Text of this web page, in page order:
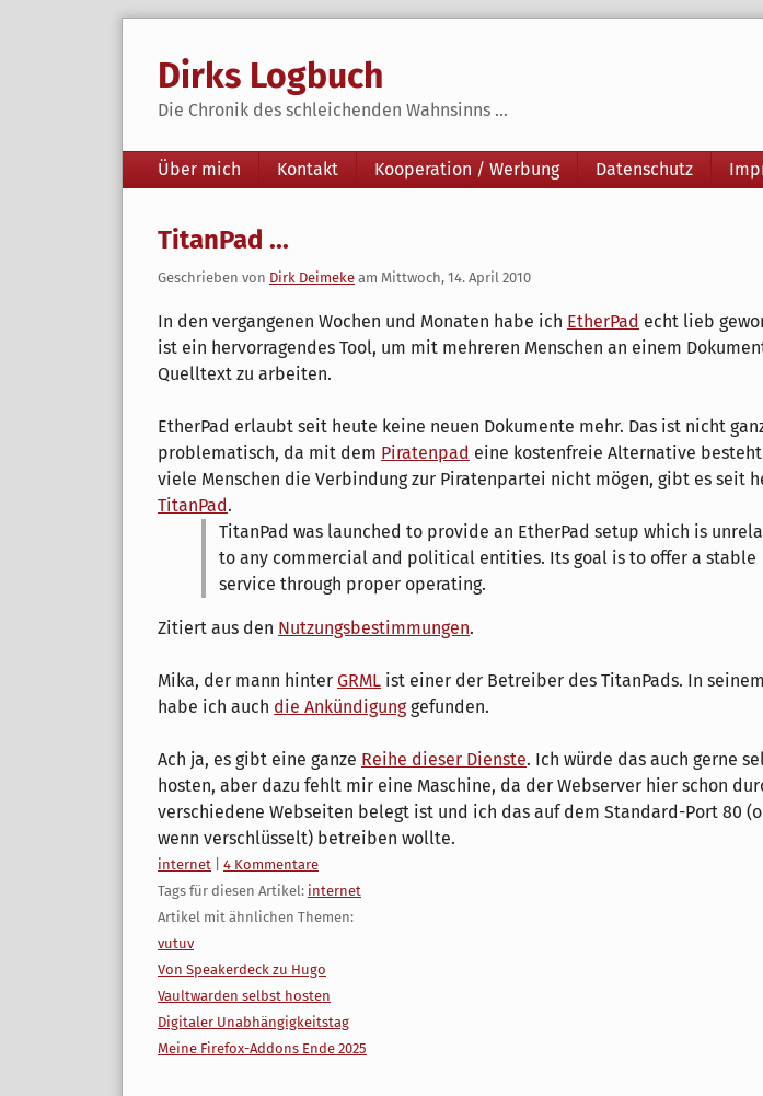
Dirks Logbuch
Die Chronik des schleichenden Wahnsinns ...
Navigation
Über mich Kontakt Kooperation / Werbung Datenschutz
TitanPad ...
Geschrieben von Dirk Deimeke am Mittwoch, 14. April 2010
In den vergangenen Wochen und Monaten habe ich EtherPad echt lieb
ist ein hervorragendes Tool, um mit mehreren Menschen an einem
Quelltext zu arbeiten.
EtherPad erlaubt seit heute keine neuen Dokumente mehr. Das ist nicht
problematisch, da mit dem Piratenpad eine kostenfreie Alternative
viele Menschen die Verbindung zur Piratenpartei nicht mögen, gibt es seit
TitanPad .
TitanPad was launched to provide an EtherPad setup which is
to any commercial and political entities. Its goal is to offer a stable
service through proper operating.
Zitiert aus den Nutzungsbestimmungen.
Mika, der mann hinter GRML ist einer der Betreiber des TitanPads. In
habe ich auch die Ankündigunggefunden.
Ach ja, es gibt eine ganze Reihe dieser Dienste. Ich würde das auch gerne
hosten, aber dazu fehlt mir eine Maschine, da der Webserver hier schon
verschiedene Webseiten belegt ist und ich das auf dem Standard-Port 80
wenn verschlüsselt) betreiben wollte.
Kategorien:
internet
4 Kommentare
Tags für diesen Artikel: internet
Artikel mit ähnlichen Themen:
vutuv
Von Speakerdeck zu Hugo
Vaultwarden selbst hosten
Digitaler Unabhängigkeitstag
Meine Firefox-Addons Ende 2025